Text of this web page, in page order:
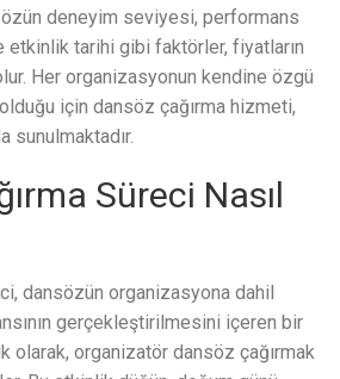
deneyim seviyesi, performans
etkinlik tarihi gibi faktörler, fiyatların
Her organizasyonun kendine özgü
için dansöz çağırma hizmeti,
sunulmaktadır.
Süreci Nasıl
dansözün organizasyona dahil
gerçekleştirilmesini içeren bir
olarak, organizatör dansöz çağırmak